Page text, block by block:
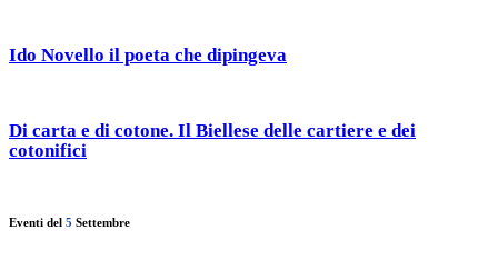
Ido Novello il poeta che dipingeva
Di carta e di cotone. Il Biellese delle cartiere e dei
cotonifici
Eventi del 5 Settembre